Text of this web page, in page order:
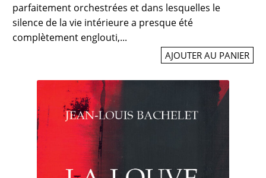
parfaitement orchestrées et dans lesquelles le
silence de la vie intérieure a presque été
complètement englouti,...
AJOUTER AU PANIER